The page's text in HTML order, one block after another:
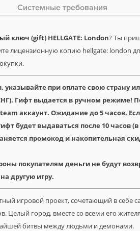
Системные требования
ключ (gift) HELLGATE: London? Ты
лицензионную копию hellgate: london
указывайте при оплате свою страну
Гифт выдается в ручном режиме!
аккаунт. Ожидание до 5 часов.
будет выдаваться после 10 часов
промокод и накопительная
покупателям деньги не будут
другую игру.
игровой проект, сочетающий в
Целый город, вместе со всеми его
битвы между людьми и демонами.